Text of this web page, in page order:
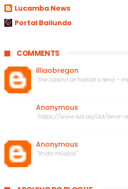
Lucamba News
Portal Bailundo
COMMENTS
illiaobregon
"the casino at harrah's reno -
Anonymous
"https://www.kzs.ao/ad/tenis-
Anonymous
"linda música"